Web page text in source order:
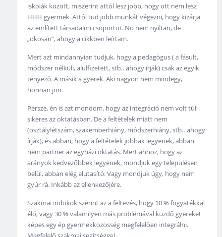
iskolák között, miszerint attól lesz jobb, hogy ott nem lesz
HHH gyermek. Attól tud jobb munkát végezni, hogy kizárja
az említett társadalmi csoportot. No nem nyíltan, de
„okosan”, ahogy a cikkben leírtam.
Mert azt mindannyian tudjuk, hogy a pedagógus ( a fásult,
módszer nélküli, alulfizetett, stb…ahogy írják) csak az egyik
tényező. A másik a gyerek. Aki nagyon nem mindegy,
honnan jön.
Persze, én is azt mondom, hogy az integráció nem volt túl
sikeres az oktatásban. De a feltételek miatt nem
(osztálylétszám, szakemberhiány, módszerhiány, stb…ahogy
írják), és abban, hogy a feltételek jobbak legyenek, abban
nem partner az egyházi oktatás. Mert ahhoz, hogy az
arányok kedvezőbbek legyenek, mondjuk egy településen
belül, abban elég elutasító. Vagy mondjuk úgy, hogy nem
gyúr rá. Inkább az ellenkezőjére.
Szakmai indokok szerint az a feltevés, hogy 10 % fogyatékkal
élő, vagy 30 % valamilyen más problémával küzdő gyereket
képes egy ép gyermekközösség megfelelően integrálni.